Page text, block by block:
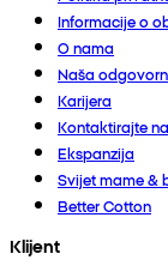
Informacije o
O nama
Naša
Karijera
Kontaktirajte
Ekspanzija
Svijet mame &
Better Cotton
Klijent